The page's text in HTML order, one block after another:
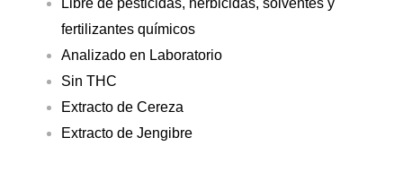
Libre de pesticidas, herbicidas, solventes y
fertilizantes químicos
Analizado en Laboratorio
Sin THC
Extracto de Cereza
Extracto de Jengibre